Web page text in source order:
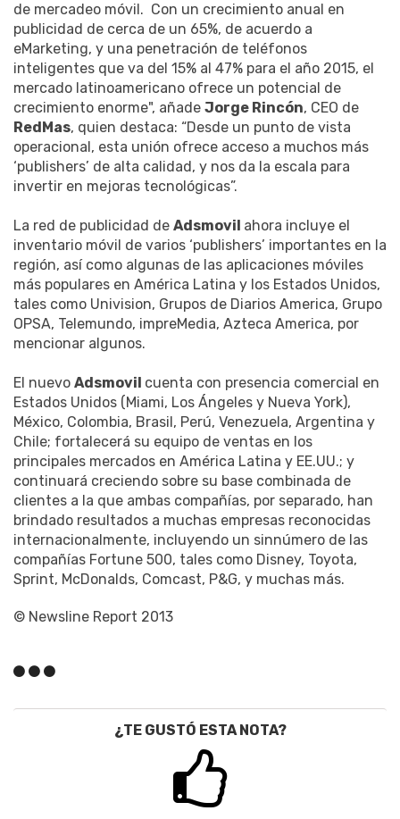
de mercadeo móvil. Con un crecimiento anual en
publicidad de cerca de un 65%, de acuerdo a
eMarketing, y una penetración de teléfonos
inteligentes que va del 15% al 47% para el año 2015, el
mercado latinoamericano ofrece un potencial de
crecimiento enorme", añade Jorge Rincón, CEO de
RedMas, quien destaca: “Desde un punto de vista
operacional, esta unión ofrece acceso a muchos más
‘publishers’ de alta calidad, y nos da la escala para
invertir en mejoras tecnológicas”.
La red de publicidad de Adsmovil ahora incluye el
inventario móvil de varios ‘publishers’ importantes en la
región, así como algunas de las aplicaciones móviles
más populares en América Latina y los Estados Unidos,
tales como Univision, Grupos de Diarios America, Grupo
OPSA, Telemundo, impreMedia, Azteca America, por
mencionar algunos.
El nuevo Adsmovil cuenta con presencia comercial en
Estados Unidos (Miami, Los Ángeles y Nueva York),
México, Colombia, Brasil, Perú, Venezuela, Argentina y
Chile; fortalecerá su equipo de ventas en los
principales mercados en América Latina y EE.UU.; y
continuará creciendo sobre su base combinada de
clientes a la que ambas compañías, por separado, han
brindado resultados a muchas empresas reconocidas
internacionalmente, incluyendo un sinnúmero de las
compañías Fortune 500, tales como Disney, Toyota,
Sprint, McDonalds, Comcast, P&G, y muchas más.
© Newsline Report 2013
¿TE GUSTÓ ESTA NOTA?